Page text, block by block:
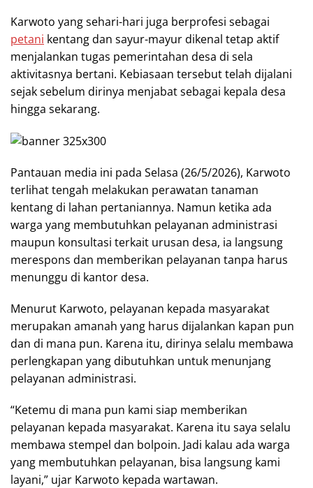
Karwoto yang sehari-hari juga berprofesi sebagai
petani kentang dan sayur-mayur dikenal tetap aktif
menjalankan tugas pemerintahan desa di sela
aktivitasnya bertani. Kebiasaan tersebut telah dijalani
sejak sebelum dirinya menjabat sebagai kepala desa
hingga sekarang.
Pantauan media ini pada Selasa (26/5/2026), Karwoto
terlihat tengah melakukan perawatan tanaman
kentang di lahan pertaniannya. Namun ketika ada
warga yang membutuhkan pelayanan administrasi
maupun konsultasi terkait urusan desa, ia langsung
merespons dan memberikan pelayanan tanpa harus
menunggu di kantor desa.
Menurut Karwoto, pelayanan kepada masyarakat
merupakan amanah yang harus dijalankan kapan pun
dan di mana pun. Karena itu, dirinya selalu membawa
perlengkapan yang dibutuhkan untuk menunjang
pelayanan administrasi.
“Ketemu di mana pun kami siap memberikan
pelayanan kepada masyarakat. Karena itu saya selalu
membawa stempel dan bolpoin. Jadi kalau ada warga
yang membutuhkan pelayanan, bisa langsung kami
layani,” ujar Karwoto kepada wartawan.